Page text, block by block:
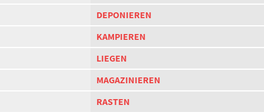
DEPONIEREN
KAMPIEREN
LIEGEN
MAGAZINIEREN
RASTEN